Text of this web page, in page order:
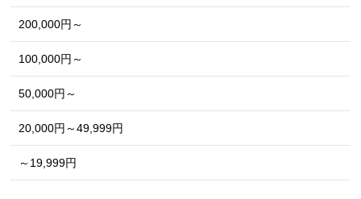
200,000円～
100,000円～
50,000円～
20,000円～49,999円
～19,999円